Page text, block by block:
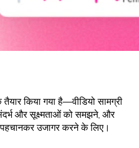
किया गया है—वीडियो सामग्री
और सूक्ष्मताओं को समझने, और
पहचानकर उजागर करने के लिए।